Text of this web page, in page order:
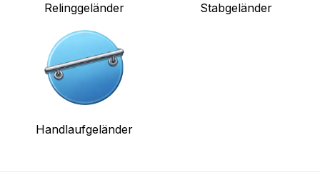
Relinggeländer Stabgeländer
Handlaufgeländer